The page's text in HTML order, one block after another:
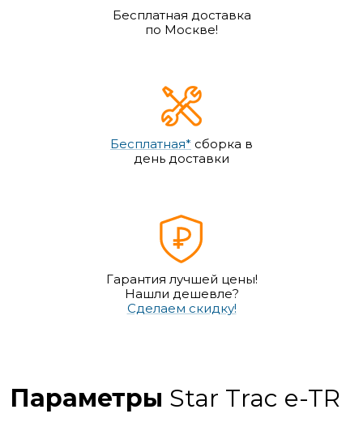
Бесплатная доставка
по Москве!
Бесплатная* сборка в
день доставки
Гарантия лучшей цены!
Нашли дешевле?
Сделаем скидку!
Параметры Star Trac e-TR